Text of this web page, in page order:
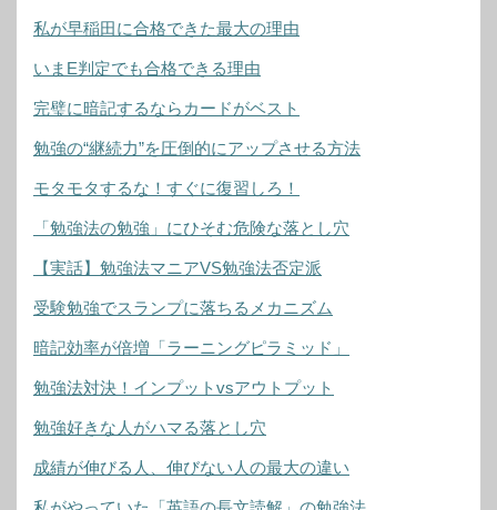
私が早稲田に合格できた最大の理由
いまE判定でも合格できる理由
完璧に暗記するならカードがベスト
勉強の“継続力”を圧倒的にアップさせる方法
モタモタするな！すぐに復習しろ！
「勉強法の勉強」にひそむ危険な落とし穴
【実話】勉強法マニアVS勉強法否定派
受験勉強でスランプに落ちるメカニズム
暗記効率が倍増「ラーニングピラミッド」
勉強法対決！インプットvsアウトプット
勉強好きな人がハマる落とし穴
成績が伸びる人、伸びない人の最大の違い